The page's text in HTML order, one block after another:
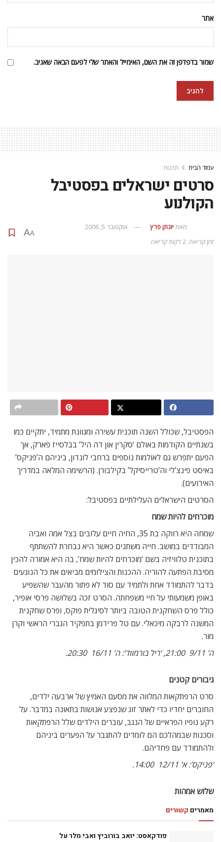
בשנתיים הקודמות באולם ‘סקרין און דה היל’ בבלסייז פארק, אך
הפעם יתפרש גם לאולמות נוספים ברחבי לונדון, ביניהם ה’פניקס’
באיסט פינצ’לי וה’טרייסיקל’ בקילבורן. (הרשימה המלאה במדריך
האירועים).
הסרטים הישראלים העלילתיים בפסטיבל:
מוכרחים להיות שמח
גיבורים קטנים
החוברים יחדיו כדי לאתר זוג שנפצע אנושות בתאונה במדבר. על
רקע נופיו הפראיים של הנגב, עוברים הילדים שלל הרפתקאות
וסכנות שבמהלכם הם לומדים להתגבר על הפערים ביניהם
ולהתמודד עם פחדיהם.
‘פניקס’: א’ 12/11  14:00.
שלוש אמהות
מאמריםקשורים
פודקאסט: יואב בורוביץ ואבי מלר על
כדורגל אנגלי
פולטי יטפל בך
Drama was my saviour: Interview with Paul Hilton
האם פיני יפגוש את גורדון רמזי?
רוז, זמרת פופולארית לשעבר, חולמת על קאמבק; פלורה היא מיילדת
סיפור מערכת היחסים של שלוש אחיות, שנולדו כשלישיה למשפחה
יהודית אמידה במצרים, ובהווה – כשהן כבר בנות 60 – חולקות דירה
משותפת ללא הבעלים והילדים, אך עם סודות ושקרים מהעבר
שעדיין מרחפים על חייהם. עם גילה אלמגור, מירי מסיקה ורבקה רז.
שבת 4/11  18:30 (כולל סשן שאלות ותשובות עם הבמאית דינה
צבי-ריקליס), ב’ 6/11  15:00.
סרטו של עמוס גיתאי, שזיכה את חנה לסלאו בפרס השחקנית
במונית לאזור החופשי ממס בירדן, לצורך עסקה שארגן בעלה. נטלי
פורטמן היא בחורה אמריקאית צעירה, שלאחר מריבה עם חמותה